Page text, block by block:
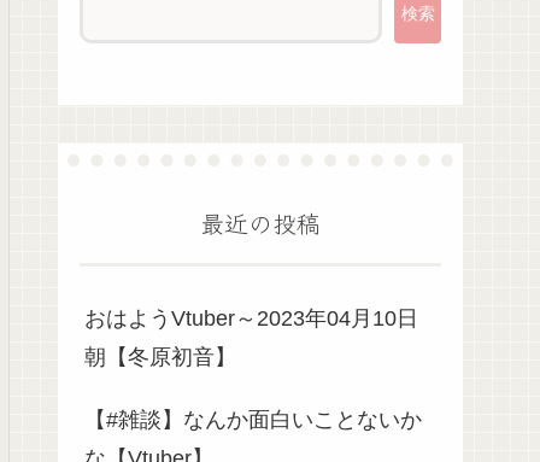
検索
最近の投稿
おはようVtuber～2023年04月10日
朝【冬原初音】
【#雑談】なんか面白いことないか